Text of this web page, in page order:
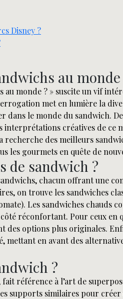
Disney ?
au monde
au monde ? » suscite un vif
met en lumière la
le monde du sandwich.
créatives de ce
recherche des meilleurs
les gourmets en quête de
de sandwich ?
chacun offrant une
on trouve les sandwiches
Les sandwiches chauds
réconfortant. Pour ceux en
des options plus originales.
en avant des
?
référence à l’art de
supports similaires pour